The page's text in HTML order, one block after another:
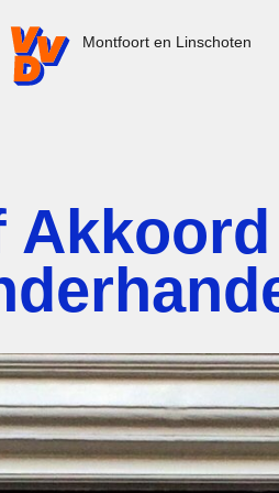
VVD.nl - Ga naar de homepage
Montfoort en Linschoten